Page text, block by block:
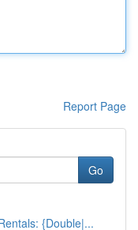
Report Page
Go
{Double|...